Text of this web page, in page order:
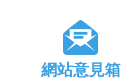
網站意見箱